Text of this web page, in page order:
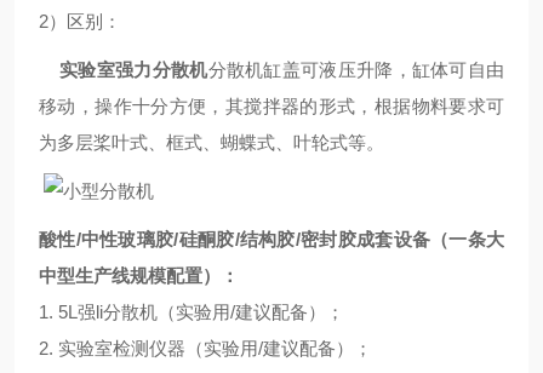
2）区别：
实验室强力分散机分散机缸盖可液压升降，缸体可自由
移动，操作十分方便，其搅拌器的形式，根据物料要求可
为多层桨叶式、框式、蝴蝶式、叶轮式等。
酸性/中性玻璃胶/硅酮胶/结构胶/密封胶成套设备（一条大
中型生产线规模配置）：
1. 5L强li分散机（实验用/建议配备）；
2. 实验室检测仪器（实验用/建议配备）；